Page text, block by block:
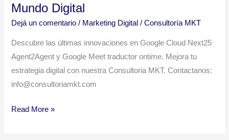
Mundo Digital
Dejá un comentario / Marketing Digital /Consultoría MKT
Descubre las últimas innovaciones en Google Cloud Next25
Agent2Agent y Google Meet traductor ontime. Mejora tu
estrategia digital con nuestra Consultoria MKT. Contactanos:
info@consultoriamkt.com
Read More »